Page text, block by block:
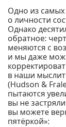
Одно из
о личности
Однако
обратное:
меняются с
и мы даже
в наши
(Hudson &
пытаются
вы не
вы можете
пятёркой»: